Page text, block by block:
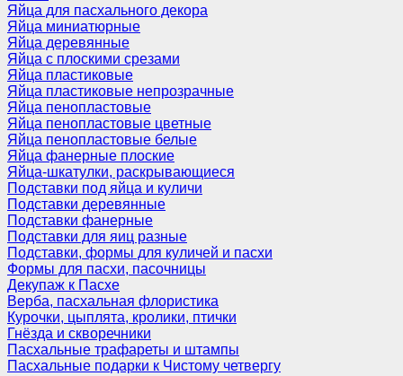
Яйца для пасхального декора
Яйца миниатюрные
Яйца деревянные
Яйца с плоскими срезами
Яйца пластиковые
Яйца пластиковые непрозрачные
Яйца пенопластовые
Яйца пенопластовые цветные
Яйца пенопластовые белые
Яйца фанерные плоские
Яйца-шкатулки, раскрывающиеся
Подставки под яйца и куличи
Подставки деревянные
Подставки фанерные
Подставки для яиц разные
Подставки, формы для куличей и пасхи
Формы для пасхи, пасочницы
Декупаж к Пасхе
Верба, пасхальная флористика
Курочки, цыплята, кролики, птички
Гнёзда и скворечники
Пасхальные трафареты и штампы
Пасхальные подарки к Чистому четвергу